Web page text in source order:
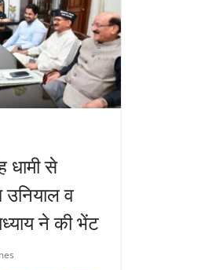
धामी से
उनियाल व
ने की भेंट